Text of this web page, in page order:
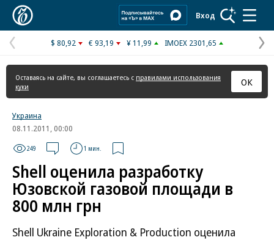
Вход
Предыдущая
страница
$ 80,92 € 93,19 ¥ 11,99 IMOEX 2301,65
Оставаясь на сайте, вы соглашаетесь с правилами использования
куки
ОК
Украина
08.11.2011, 00:00
249 1 мин.
Shell оценила разработку
Юзовской газовой площади в
800 млн грн
Shell Ukraine Exploration & Production оценила